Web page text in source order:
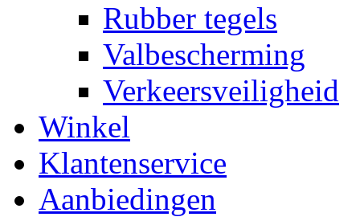
Rubber tegels
Valbescherming
Verkeersveiligheid
Winkel
Klantenservice
Aanbiedingen